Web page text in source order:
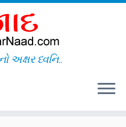
અક્ષર ધ્વનિ..